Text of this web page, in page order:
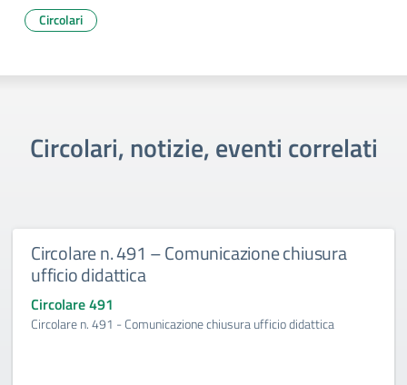
Circolari
Circolari, notizie, eventi correlati
Circolare n. 491 – Comunicazione chiusura
ufficio didattica
Circolare 491
Circolare n. 491 - Comunicazione chiusura ufficio didattica